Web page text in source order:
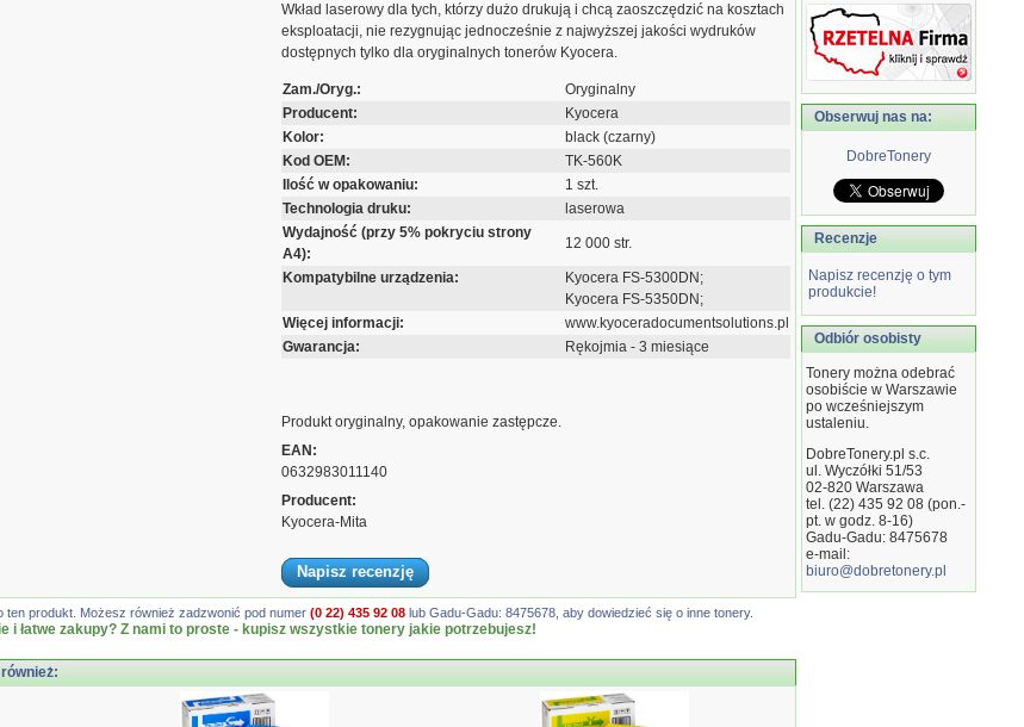
Wkład laserowy dla tych, którzy dużo drukują i chcą zaoszczędzić na kosztach
eksploatacji, nie rezygnując jednocześnie z najwyższej jakości wydruków
dostępnych tylko dla oryginalnych tonerów Kyocera.
Zam./Oryg.:
Oryginalny
Producent:
Kyocera
Kolor:
black (czarny)
Kod OEM:
TK-560K
Ilość w opakowaniu:
1 szt.
Technologia druku:
laserowa
Wydajność (przy 5% pokryciu strony
A4):
12 000 str.
Kompatybilne urządzenia:
Kyocera FS-5300DN;
Kyocera FS-5350DN;
Więcej informacji:
www.kyoceradocumentsolutions.pl
Gwarancja:
Rękojmia - 3 miesiące
Produkt oryginalny, opakowanie zastępcze.
EAN:
0632983011140
Producent:
Kyocera-Mita
Napisz recenzję
ten produkt. Możesz również zadzwonić pod numer (0 22) 435 92 08lub Gadu-Gadu: 8475678, aby dowiedzieć się o inne tonery.
i łatwe zakupy? Z nami to proste - kupisz wszystkie tonery jakie potrzebujesz!
Obserwuj nas na:
DobreTonery
Recenzje
Napisz recenzję o tym
produkcie!
Odbiór osobisty
Tonery można odebrać
osobiście w Warszawie
po wcześniejszym
ustaleniu.
DobreTonery.pl s.c.
ul. Wyczółki 51/53
02-820 Warszawa
tel. (22) 435 92 08 (pon.-
pt. w godz. 8-16)
Gadu-Gadu: 8475678
e-mail:
biuro@dobretonery.pl